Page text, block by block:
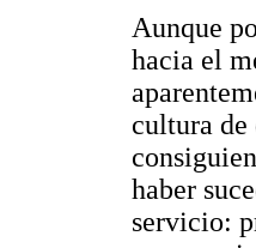
Aunque
hacia el
cultura de
haber
servicio: